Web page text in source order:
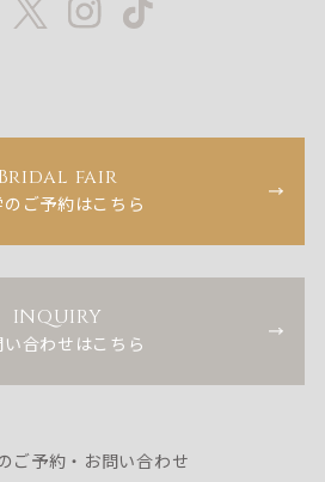
Bridal fair
のご予約はこちら
INQUIRY
い合わせはこちら
ご予約・お問い合わせ